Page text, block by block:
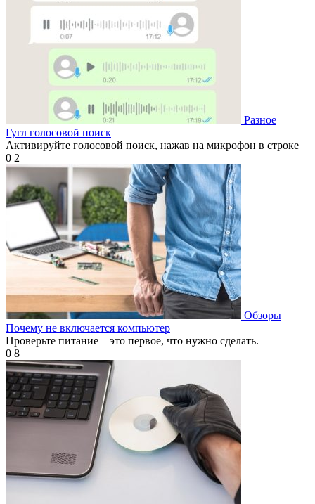
Разное
Гугл голосовой поиск
Активируйте голосовой поиск, нажав на микрофон в строке
0 2
Обзоры
Почему не включается компьютер
Проверьте питание – это первое, что нужно сделать.
0 8